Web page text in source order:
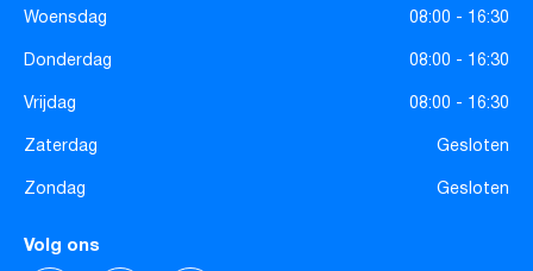
Woensdag
08:00 - 16:30
Donderdag
08:00 - 16:30
Vrijdag
08:00 - 16:30
Zaterdag
Gesloten
Zondag
Gesloten
Volg ons